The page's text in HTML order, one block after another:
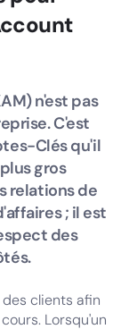
n'est pas
C'est
Clés qu'il
gros
relations de
; il est
des
clients afin
Lorsqu'un